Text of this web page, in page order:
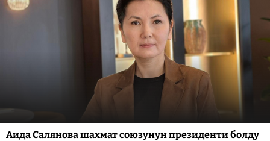
Аида Салянова шахмат союзунун президенти болду